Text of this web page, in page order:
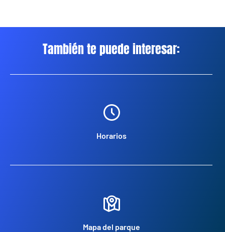
También te puede interesar:
Horarios
Mapa del parque